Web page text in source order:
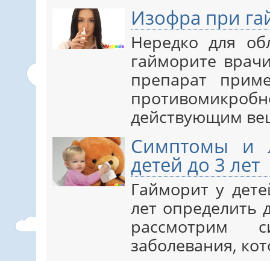
Изофра при
Нередко для
гайморите
препарат
действующим
Симптомы и
детей до 3 лет
Гайморит у
лет определить
рассмотрим
заболевания,